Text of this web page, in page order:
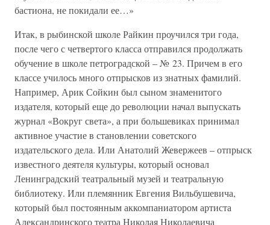
бастиона, не покидали ее…»
Итак, в рыбинской школе Райкин проучился три года,
после чего с четвертого класса отправился продолжать
обучение в школе петроградской – № 23. Причем в его
классе училось много отпрысков из знатных фамилий.
Например, Арик Сойкин был сыном знаменитого
издателя, который еще до революции начал выпускать
журнал «Вокруг света», а при большевиках принимал
активное участие в становлении советского
издательского дела. Или Анатолий Жевержеев – отпрыск
известного деятеля культуры, который основал
Ленинградский театральный музей и театральную
библиотеку. Или племянник Евгения Вильбушевича,
который был постоянным аккомпаниатором артиста
Александринского театра Николая Николаевича